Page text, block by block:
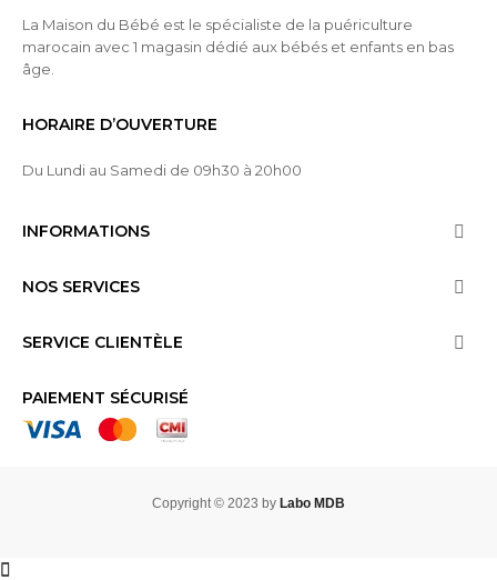
La Maison du Bébé est le spécialiste de la puériculture
marocain avec 1 magasin dédié aux bébés et enfants en bas
âge.
HORAIRE D’OUVERTURE
Du Lundi au Samedi de 09h30 à 20h00
INFORMATIONS 
NOS SERVICES 
SERVICE CLIENTÈLE 
PAIEMENT SÉCURISÉ
Copyright © 2023 by Labo MDB

